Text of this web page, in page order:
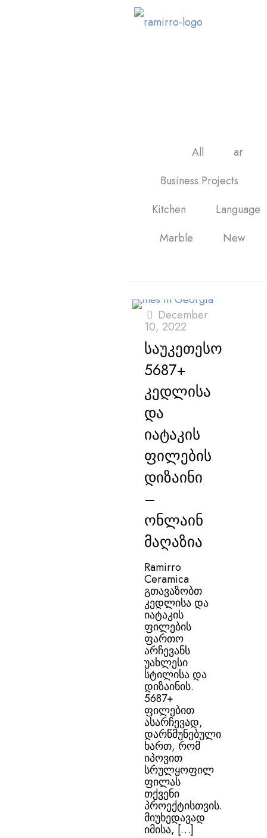
All
ar
Business Projects
Kitchen
Language
Marble
New
December
10, 2022
საუკეთესო
5687+
კედლისა
და
იატაკის
ფილების
დიზაინი
–
ონლაინ
მაღაზია
Ramirro
Ceramica
გთავაზობთ
კედლისა და
იატაკის
ფილების
ფართო
არჩევანს
უახლესი
სტილისა და
დიზაინის.
5687+
ფილებით
ასარჩევად,
დარწმუნებული
ხართ, რომ
იპოვით
სრულყოფილ
ფილას
თქვენი
პროექტისთვის.
მიუხედავად
იმისა,[…]